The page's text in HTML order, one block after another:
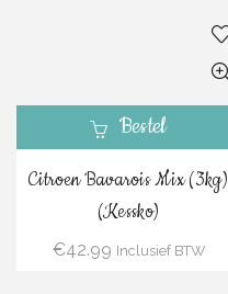
Bestel
Citroen Bavarois Mix (3kg)
(Kessko)
€42.99 Inclusief BTW